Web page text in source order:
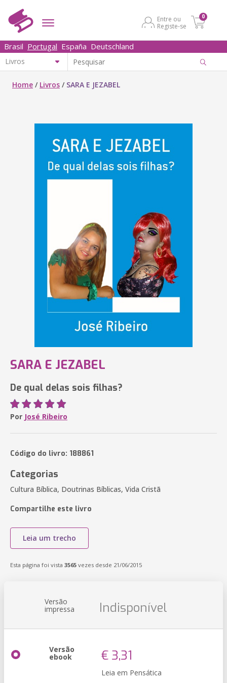
Entre ou
Registe-se
0
Brasil Portugal España Deutschland
Home / Livros / SARA E JEZABEL
SARA E JEZABEL
De qual delas sois filhas?
Por José Ribeiro
Código do livro: 188861
Categorias
Cultura Bíblica, Doutrinas Bíblicas, Vida Cristã
Compartilhe este livro
Leia um trecho
Esta página foi vista 3565 vezes desde 21/06/2015
Versão
impressa Indisponível
Versão
ebook € 3,31
Leia em Pensática